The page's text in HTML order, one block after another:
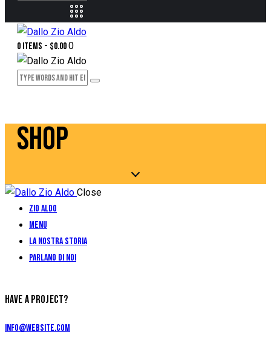
0 items - $0.000
SHOP
Close
Zio Aldo
Menu
La Nostra Storia
Parlano di Noi
HAVE A PROJECT?
info@website.com